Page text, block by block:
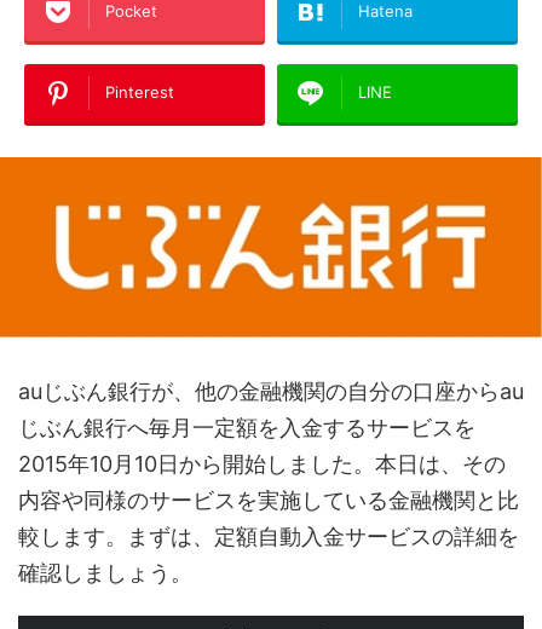
Pocket Hatena
Pinterest LINE
auじぶん銀行が、他の金融機関の自分の口座からau
じぶん銀行へ毎月一定額を入金するサービスを
2015年10月10日から開始しました。本日は、その
内容や同様のサービスを実施している金融機関と比
較します。まずは、定額自動入金サービスの詳細を
確認しましょう。